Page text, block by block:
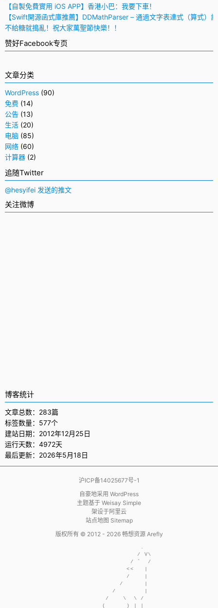
【自製免費實用 iOS APP】香港小巴：我要下車！
【Swift開源函式庫推薦】DDMathParser – 通過文字表達式（算式）
不給糖就搗亂！祝大家萬聖節快樂！！
赞好Facebook专页
文章分类
WordPress (90)
免费 (14)
公告 (13)
生活 (20)
电脑 (85)
网络 (60)
计算器 (2)
追随Twitter
@hesyifei 发送的推文
关注微博
博客统计
文章总数：283篇
标签数量：577个
建站日期：2012年12月25日
运行天数：4972天
最后更新：2026年5月18日
沪ICP备14025677号-1
自豪地采用 WordPress
主题基于 Weisay Simple
架设于阿里云
站点地图 Sitemap
版权所有 © 2012 - 2026 畅想资源 Arefly
                     .
                    / V\
                  / `  /
                 <<   |
                 /    |
               /      |
             /        |
           /    \  \ /
          (      ) | |